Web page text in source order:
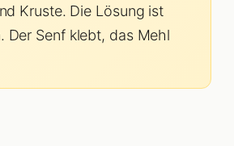
Kruste. Die Lösung ist
Der Senf klebt, das Mehl